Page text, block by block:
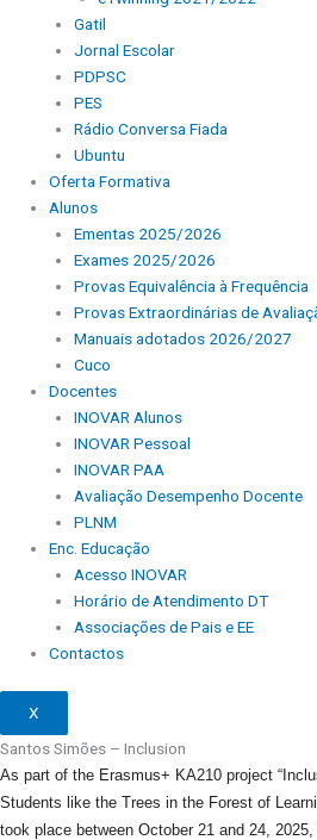
Gatil
Jornal Escolar
PDPSC
PES
Rádio Conversa Fiada
Ubuntu
Oferta Formativa
Alunos
Ementas 2025/2026
Exames 2025/2026
Provas Equivalência à Frequência
Provas Extraordinárias de
Manuais adotados 2026/2027
Cuco
Docentes
INOVAR Alunos
INOVAR Pessoal
INOVAR PAA
Avaliação Desempenho Docente
PLNM
Enc. Educação
Acesso INOVAR
Horário de Atendimento DT
Associações de Pais e EE
Contactos
X
Santos Simões – Inclusion
As part of the Erasmus+ KA210 project
Students like the Trees in the Forest of
took place between October 21 and 24,